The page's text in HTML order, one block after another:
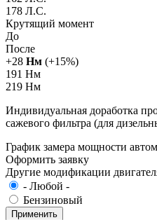
178 Л.С.
Крутящий момент
До
После
+28 Нм (+15%)
191 Нм
219 Нм
Индивидуальная доработка
сажевого фильтра (для
График замера мощности
Оформить заявку
Другие модификации
- Любой -
Бензиновый